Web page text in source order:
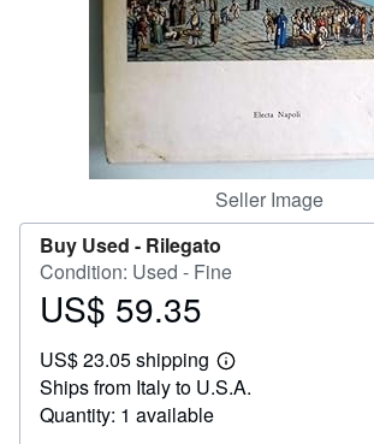
Seller Image
Buy Used - Rilegato
Condition: Used - Fine
Price
59.35
US$ 59.35
US$ 23.05 shipping
Learn
more
Ships from Italy to U.S.A.
Quantity: 1 available